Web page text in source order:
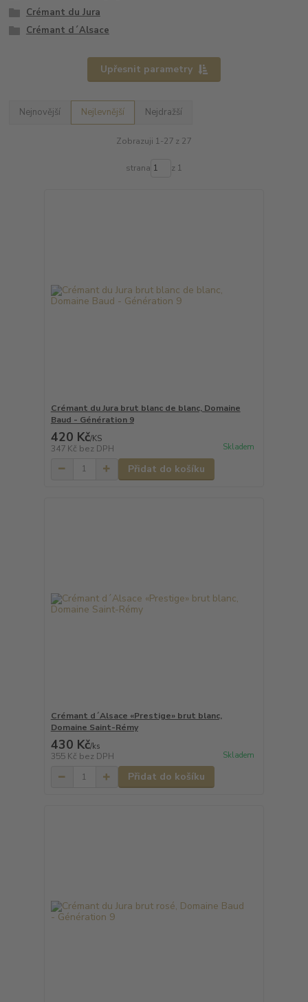
Crémant du Jura
Crémant d´Alsace
Upřesnit parametry
Nejnovější Nejlevnější Nejdražší
Zobrazuji 1-27 z 27
strana z 1
Crémant du Jura brut blanc de blanc, Domaine
Baud - Génération 9
420 Kč/KS
347 Kč bez DPH Skladem
Přidat do košíku
Crémant d´Alsace «Prestige» brut blanc,
Domaine Saint-Rémy
430 Kč/ks
355 Kč bez DPH Skladem
Přidat do košíku